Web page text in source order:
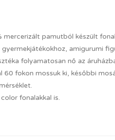
mercerizált pamutból készült
amigurumi
folyamatosan nő az
60 fokon mossuk ki, későbbi
fonalakkal is.